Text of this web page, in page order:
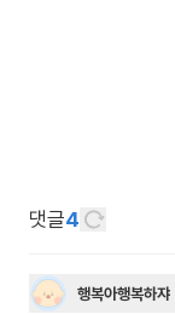
댓글4
행복아행복하쟈